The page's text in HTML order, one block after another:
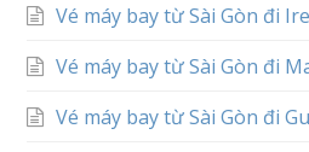
Vé máy bay từ Sài Gòn đi
Vé máy bay từ Sài Gòn đi
Vé máy bay từ Sài Gòn đi